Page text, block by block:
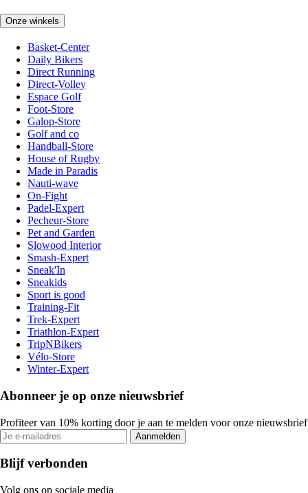
Onze winkels
Basket-Center
Daily Bikers
Direct Running
Direct-Volley
Espace Golf
Foot-Store
Galop-Store
Golf and co
Handball-Store
House of Rugby
Made in Paradis
Nauti-wave
On-Fight
Padel-Expert
Pecheur-Store
Pet and Garden
Slowood Interior
Smash-Expert
Sneak'In
Sneakids
Sport is good
Training-Fit
Trek-Expert
Triathlon-Expert
TripNBikers
Vélo-Store
Winter-Expert
Abonneer je op onze nieuwsbrief
Profiteer van 10% korting door je aan te melden voor onze nieuwsbrief
Aanmelden
Blijf verbonden
Volg ons op sociale media